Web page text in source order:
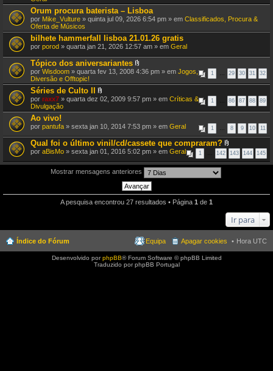
Orum procura baterista – Lisboa
por Mike_Vulture » quinta jul 09, 2026 6:54 pm » em Classificados, Procura &
Oferta de Músicos
bilhete hammerfall lisboa 21.01.26 gratis
por porod » quarta jan 21, 2026 12:57 am » em Geral
Tópico dos aniversariantes
A
e
o
s
1 29 30 31 32
por Wisdoom » quarta fev 13, 2008 4:36 pm » em Jogos,
Diversão e Offtopic!
Séries de Culto II
A
e
o
s
)
1 86 87 88 89
por raxx7 » quarta dez 02, 2009 9:57 pm » em Críticas &
Divulgação
Ao vivo!
1 8 9 10 11
por pantufa » sexta jan 10, 2014 7:53 pm » em Geral
Qual foi o último vinil/cd/cassete que compraram?
A
n
e
s
1 142 143 144 145
por aBisMo » sexta jan 01, 2016 5:02 pm » em Geral
Mostrar mensagens anteriores
A pesquisa encontrou 27 resultados • Página 1 de 1
Ir para
Índice do Fórum Hora UTC
Apagar cookies
Equipa
Desenvolvido porphpBB® Forum Software © phpBB Limited
Traduzido por phpBB Portugal